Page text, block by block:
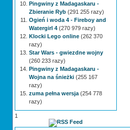
Pingwiny z Madagaskaru -
Zbieranie Ryb (291 255 razy)
Ogień i woda 4 - Fireboy and
Watergirl 4 (270 979 razy)
Klocki Lego online (262 370
razy)
Star Wars - gwiezdne wojny
(260 233 razy)
Pingwiny z Madagaskaru -
Wojna na śnieżki (255 167
razy)
zuma pełna wersja (254 778
razy)
1